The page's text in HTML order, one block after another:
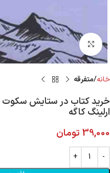
Click to enlarge
خانه متفرقه
خرید کتاب در ستایش
ارلینگ کاگه
39,000 تومان